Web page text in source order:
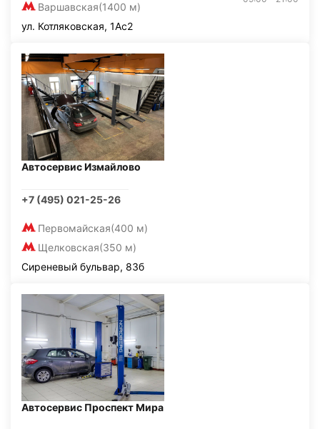
Варшавская(1400 м)
ул. Котляковская, 1Ас2
Автосервис Измайлово
+7 (495) 021-25-26
Первомайская(400 м)
Щелковская(350 м)
Сиреневый бульвар, 83б
Автосервис Проспект Мира